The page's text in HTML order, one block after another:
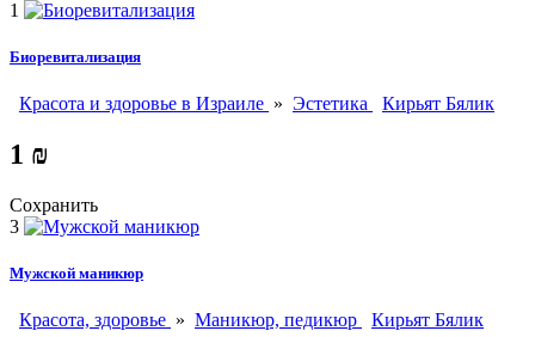
1
Биоревитализация
Красота и здоровье в Израиле » Эстетика Кирьят Бялик
1 ₪
Сохранить
3
Мужской маникюр
Красота, здоровье » Маникюр, педикюр Кирьят Бялик